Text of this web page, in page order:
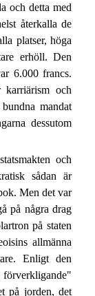
och detta med
återkalla de
platser, höga
erhöll. Den
6.000 francs.
och
mandat
dessutom
och
sådan är
Men det var
på några drag
på staten
allmänna
Enligt den
på jorden, det